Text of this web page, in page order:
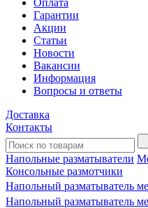
Оплата
Гарантии
Акции
Статьи
Новости
Вакансии
Информация
Вопросы и ответы
Доставка
Контакты
Напольные разматыватели
Консольные размотчики
Напольный разматыватель
Напольный разматыватель